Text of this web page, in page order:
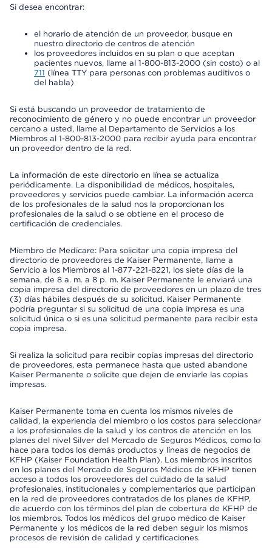
Si desea encontrar:
el horario de atención de un proveedor, busque en
nuestro directorio de centros de atención
los proveedores incluidos en su plan o que aceptan
pacientes nuevos, llame al 1-800-813-2000 (sin costo) o al
711 (línea TTY para personas con problemas auditivos o
del habla)
Si está buscando un proveedor de tratamiento de
reconocimiento de género y no puede encontrar un proveedor
cercano a usted, llame al Departamento de Servicios a los
Miembros al 1-800-813-2000 para recibir ayuda para encontrar
un proveedor dentro de la red.
La información de este directorio en línea se actualiza
periódicamente. La disponibilidad de médicos, hospitales,
proveedores y servicios puede cambiar. La información acerca
de los profesionales de la salud nos la proporcionan los
profesionales de la salud o se obtiene en el proceso de
certificación de credenciales.
Miembro de Medicare: Para solicitar una copia impresa del
directorio de proveedores de Kaiser Permanente, llame a
Servicio a los Miembros al 1-877-221-8221, los siete días de la
semana, de 8 a. m. a 8 p. m. Kaiser Permanente le enviará una
copia impresa del directorio de proveedores en un plazo de tres
(3) días hábiles después de su solicitud. Kaiser Permanente
podría preguntar si su solicitud de una copia impresa es una
solicitud única o si es una solicitud permanente para recibir esta
copia impresa.
Si realiza la solicitud para recibir copias impresas del directorio
de proveedores, esta permanece hasta que usted abandone
Kaiser Permanente o solicite que dejen de enviarle las copias
impresas.
Kaiser Permanente toma en cuenta los mismos niveles de
calidad, la experiencia del miembro o los costos para seleccionar
a los profesionales de la salud y los centros de atención en los
planes del nivel Silver del Mercado de Seguros Médicos, como lo
hace para todos los demás productos y líneas de negocios de
KFHP (Kaiser Foundation Health Plan). Los miembros inscritos
en los planes del Mercado de Seguros Médicos de KFHP tienen
acceso a todos los proveedores del cuidado de la salud
profesionales, institucionales y complementarios que participan
en la red de proveedores contratados de los planes de KFHP,
de acuerdo con los términos del plan de cobertura de KFHP de
los miembros. Todos los médicos del grupo médico de Kaiser
Permanente y los médicos de la red deben seguir los mismos
procesos de revisión de calidad y certificaciones.